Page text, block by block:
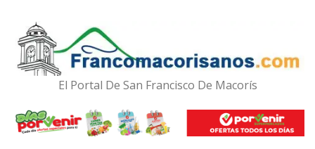
El Portal De San Francisco De Macorís